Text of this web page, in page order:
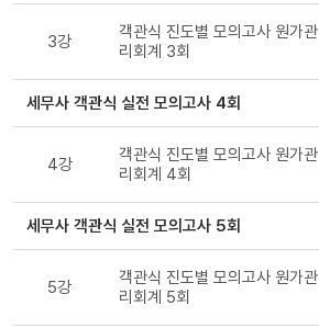
3강
객관식 진도별 모의고사 원가관
리회계 3회
세무사 객관식 실전 모의고사 4회
4강
객관식 진도별 모의고사 원가관
리회계 4회
세무사 객관식 실전 모의고사 5회
5강
객관식 진도별 모의고사 원가관
리회계 5회